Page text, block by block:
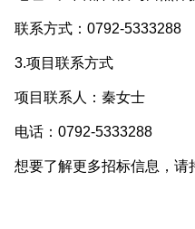
系方式：0792-5333288
项目联系方式
目联系人：秦女士
话：0792-5333288
要了解更多招标信息，请